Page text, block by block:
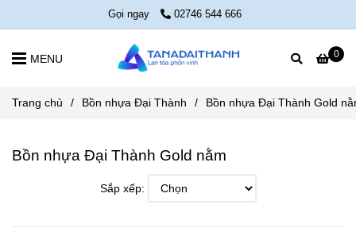
Gọi ngay 02746 544 666
0
MENU
Trang chủ / Bồn nhựa Đại Thành / Bồn nhựa Đại Thành Gold
Bồn nhựa Đại Thành Gold nằm
Sắp xếp: